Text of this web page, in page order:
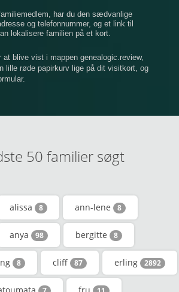
har du den sædvanlige
og telefonnummer, og et link til
lokalisere familien på et kort.
at blive vist i mappen genealogic.review,
lille røde papirkurv lige på dit visitkort, og
50 familier søgt
alissa 8 ann-lene 8
anya 98 bergitte 8
8 cliff 87 erling 2892